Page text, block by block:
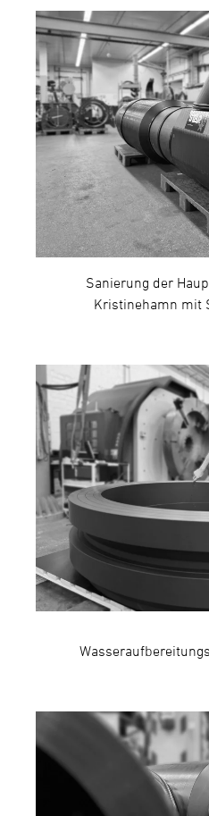
Sanierung der
Kristinehamn mit